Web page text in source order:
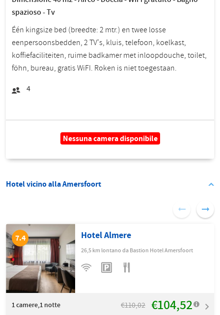
spazioso - Tv
Één kingsize bed (breedte: 2 mtr.) en twee losse
eenpersoonsbedden, 2 TV's, kluis, telefoon, koelkast,
koffiefaciliteiten, ruime badkamer met inloopdouche, toilet,
föhn, bureau, gratis WiFI. Roken is niet toegestaan.
4
Nessuna camera disponibile
Hotel vicino alla Amersfoort
7.4 Hotel Almere
26,5 km lontano da Bastion Hotel Amersfoort
1camere,1 notte €110,02 €104,52